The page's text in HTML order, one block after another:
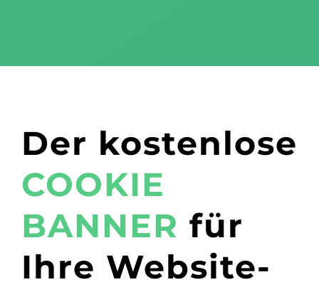
Der kostenlose
COOKIE
BANNER für
Ihre Website-